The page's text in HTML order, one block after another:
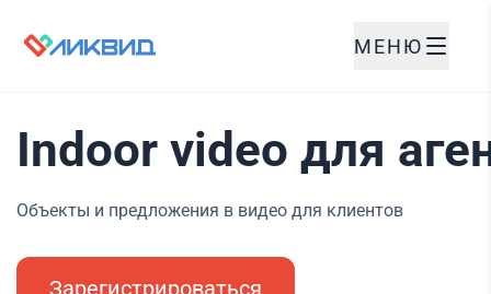
МЕНЮ
Indoor video для
Объекты и предложения в видео для клиентов
Зарегистрироваться